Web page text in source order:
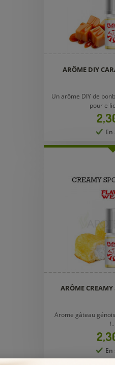
ARÔME DIY
Un arôme DIY de
pour e
Prix
ARÔME CREAMY
Arome gâteau
!...
Prix